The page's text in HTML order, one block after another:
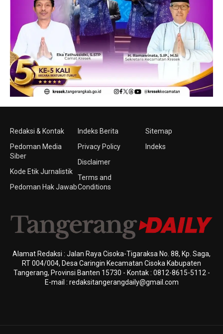
Redaksi & Kontak
Pedoman Media
Siber
Kode Etik Jurnalistik
Pedoman Hak Jawab
Indeks Berita
Privacy Policy
Disclaimer
Terms and
Conditions
Sitemap
Indeks
Alamat Redaksi : Jalan Raya Cisoka-Tigaraksa No. 88, Kp. Saga,
RT 004/004, Desa Caringin Kecamatan Cisoka Kabupaten
Tangerang, Provinsi Banten 15730 - Kontak : 0812-8615-5112 -
E-mail : redaksitangerangdaily@gmail.com